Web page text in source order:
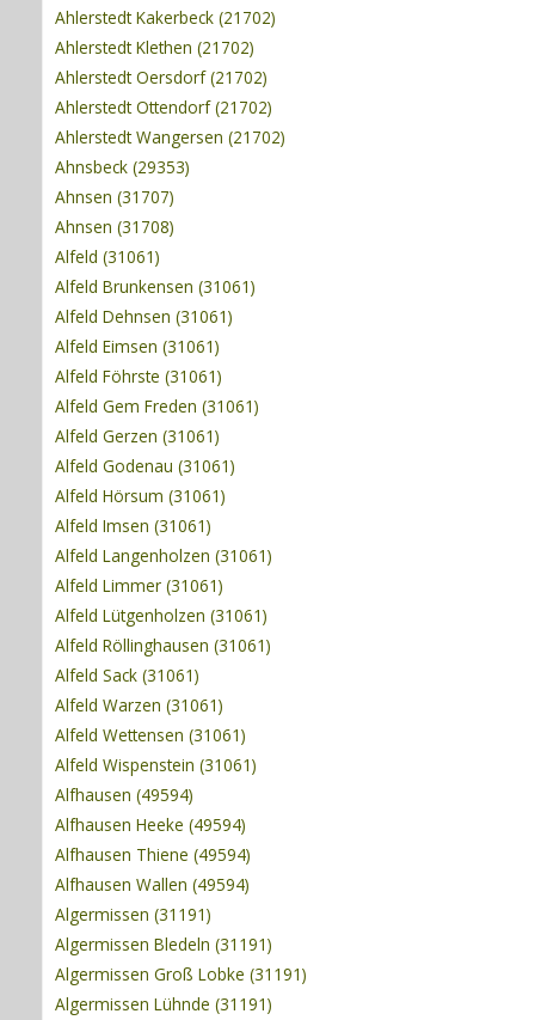
Ahlerstedt Kakerbeck (21702)
Ahlerstedt Klethen (21702)
Ahlerstedt Oersdorf (21702)
Ahlerstedt Ottendorf (21702)
Ahlerstedt Wangersen (21702)
Ahnsbeck (29353)
Ahnsen (31707)
Ahnsen (31708)
Alfeld (31061)
Alfeld Brunkensen (31061)
Alfeld Dehnsen (31061)
Alfeld Eimsen (31061)
Alfeld Föhrste (31061)
Alfeld Gem Freden (31061)
Alfeld Gerzen (31061)
Alfeld Godenau (31061)
Alfeld Hörsum (31061)
Alfeld Imsen (31061)
Alfeld Langenholzen (31061)
Alfeld Limmer (31061)
Alfeld Lütgenholzen (31061)
Alfeld Röllinghausen (31061)
Alfeld Sack (31061)
Alfeld Warzen (31061)
Alfeld Wettensen (31061)
Alfeld Wispenstein (31061)
Alfhausen (49594)
Alfhausen Heeke (49594)
Alfhausen Thiene (49594)
Alfhausen Wallen (49594)
Algermissen (31191)
Algermissen Bledeln (31191)
Algermissen Groß Lobke (31191)
Algermissen Lühnde (31191)